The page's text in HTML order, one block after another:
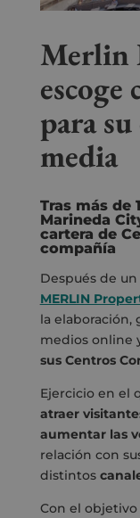
Merlin
escoge
para
media
Tras más de
Marineda
cartera de
compañía
Después de
MERLIN
la
medios online
sus Centros
Ejercicio en el
atraer
aumentar las
relación con
distintos
Con el